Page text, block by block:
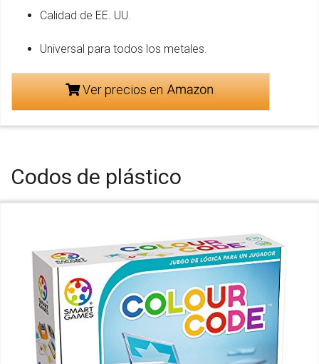
Calidad de EE. UU.
Universal para todos los metales.
Ver precios en
Codos de plástico